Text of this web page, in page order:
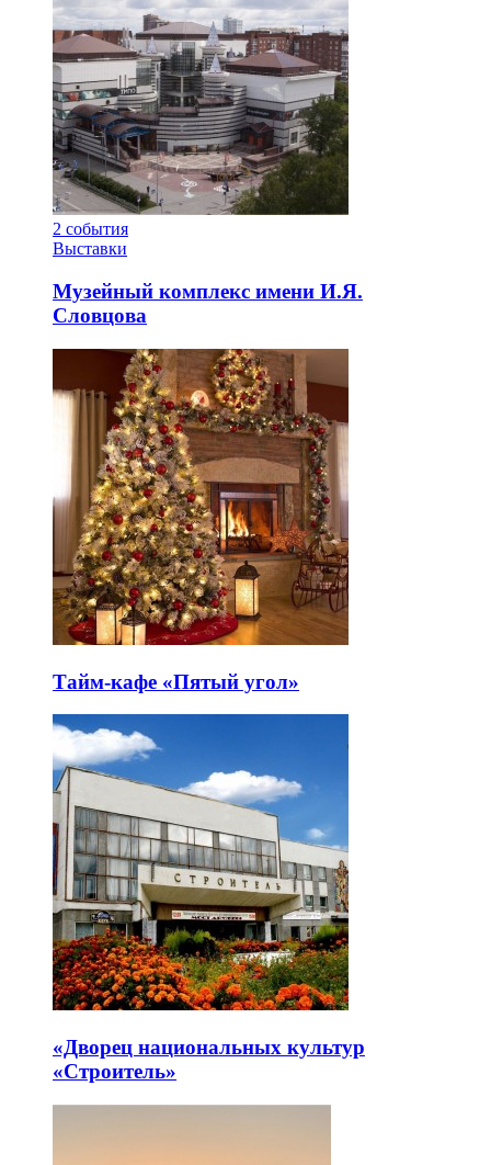
2 события
Выставки
Музейный комплекс имени И.Я.
Словцова
Тайм-кафе «Пятый угол»
«Дворец национальных культур
«Строитель»